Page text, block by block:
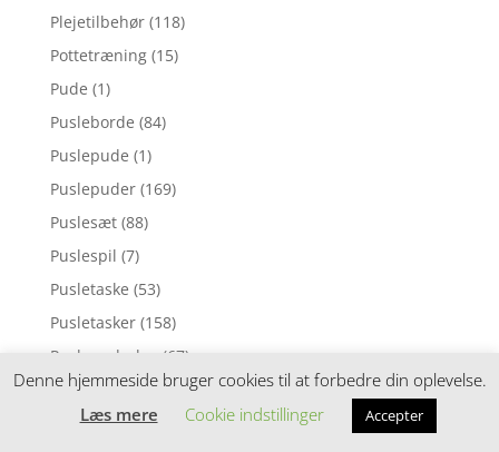
Plejetilbehør (118)
Pottetræning (15)
Pude (1)
Pusleborde (84)
Puslepude (1)
Puslepuder (169)
Puslesæt (88)
Puslespil (7)
Pusletaske (53)
Pusletasker (158)
Pusleunderlag
(67)
Puttekasser (30)
Pyntepuder (98)
Denne hjemmeside bruger cookies til at forbedre din oplevelse.
Læs mere
Cookie indstillinger Accepter